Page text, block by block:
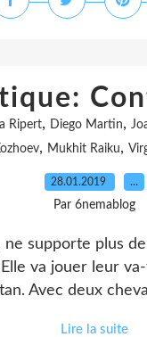
Ripert, Diego Martin,
, Mukhit Raiku,
28.01.2019 …
Par 6nemablog
supporte plus
va jouer leur
Avec deux
Lire la suite